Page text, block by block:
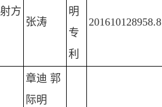
方
张涛
明
专
利
201610128958.8
章迪 郭
际明